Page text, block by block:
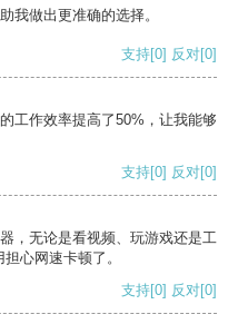
我做出更准确的选择。
支持[0] 反对[0]
工作效率提高了50%，让我能够
支持[0] 反对[0]
，无论是看视频、玩游戏还是工
心网速卡顿了。
支持[0] 反对[0]